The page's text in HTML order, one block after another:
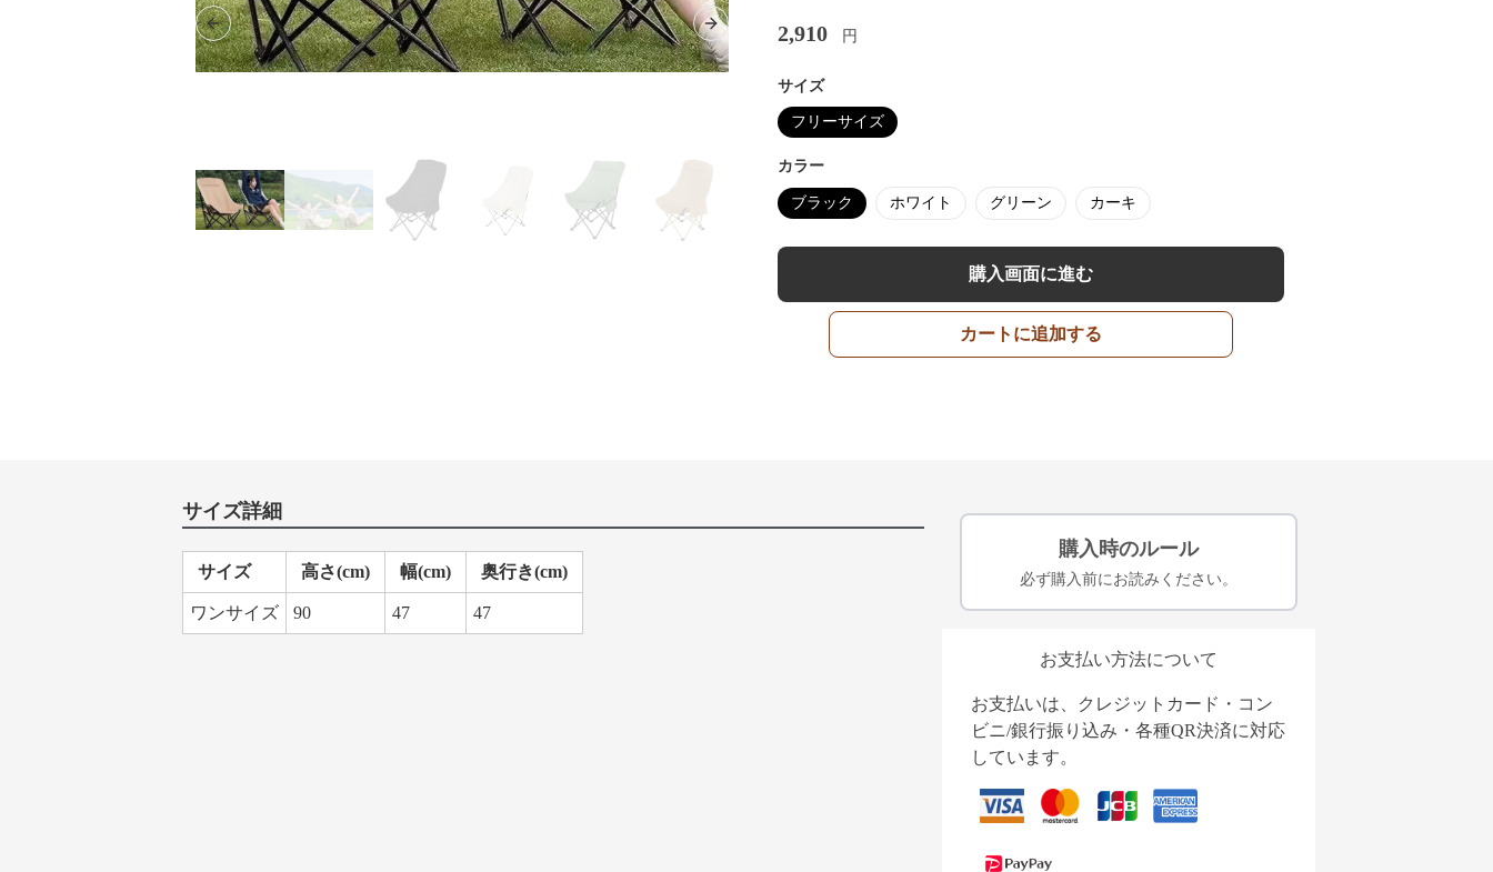
Previous slide Next slide 2,910 円
サイズ
フリーサイズ
カラー
ブラック ホワイト グリーン カーキ
購入画面に進む
カートに追加する
サイズ詳細
サイズ 高さ(cm) 幅(cm) 奥行き(cm)
ワンサイズ 90 47 47
購入時のルール
必ず購入前にお読みください。
お支払い方法について
お支払いは、クレジットカード・コン
ビニ/銀行振り込み・各種QR決済に対応
しています。